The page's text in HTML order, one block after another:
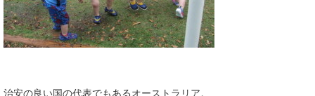
治安の良い国の代表でもあるオーストラリア。